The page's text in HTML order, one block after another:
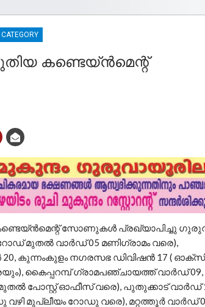
കണ്ടെയ്ൻമെന്റ്
സോണുകൾ പ്രഖ്യാപിച്ചു
മുതൽ വാർഡ് 05 മണിഗ്രാമം വരെ),
കുന്നംകുളം നഗരസഭ ഡിവിഷൻ 17 (
കൈപ്പറമ്പ് ഗ്രാമപഞ്ചായത്ത് വാർഡ് 09,
പോസ്റ്റ് ഓഫീസ് വരെ), പുതുക്കാട് വാർഡ്
വഴി മുപ്ലീയം റോഡു വരെ), മറ്റത്തൂർ വാർഡ്